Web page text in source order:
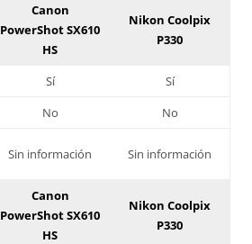
Canon
PowerShot SX610
HS
Nikon Coolpix
P330
Sí
Sí
No
No
Sin información Sin información
Canon
PowerShot SX610
HS
Nikon Coolpix
P330